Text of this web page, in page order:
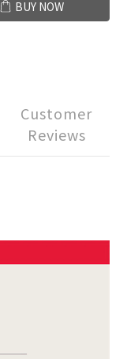
BUY NOW
Customer
Reviews